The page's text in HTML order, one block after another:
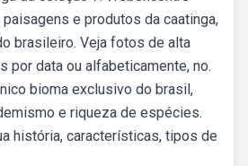
e produtos da caatinga,
brasileiro. Veja fotos de alta
por data ou alfabeticamente, no.
bioma exclusivo do brasil,
e riqueza de espécies.
história, características, tipos de